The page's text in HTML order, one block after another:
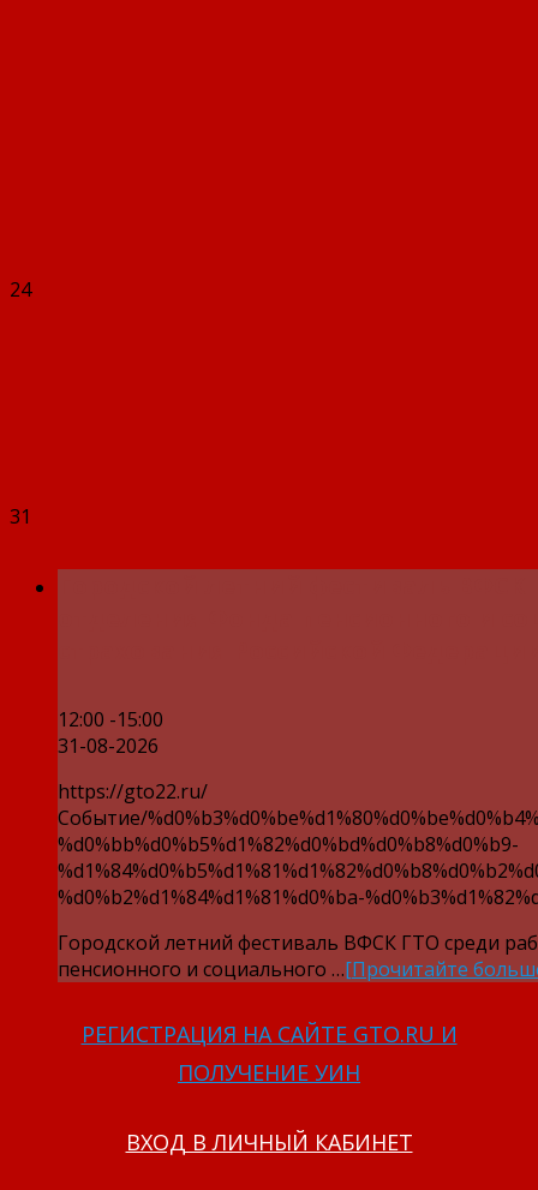
24
31
12:00 -15:00
31-08-2026
https://gto22.ru/
Событие/
%d0%bb%d0%b5%d1%82%d0%bd%d0%b8%d0%b9-
%d0%b2%d1%84%d1%81%d0%ba-
Городской летний фестиваль ВФСК ГТО среди
пенсионного и социального …[Прочитайте
РЕГИСТРАЦИЯ НА САЙТЕ GTO.RU И
ПОЛУЧЕНИЕ УИН
ВХОД В ЛИЧНЫЙ КАБИНЕТ